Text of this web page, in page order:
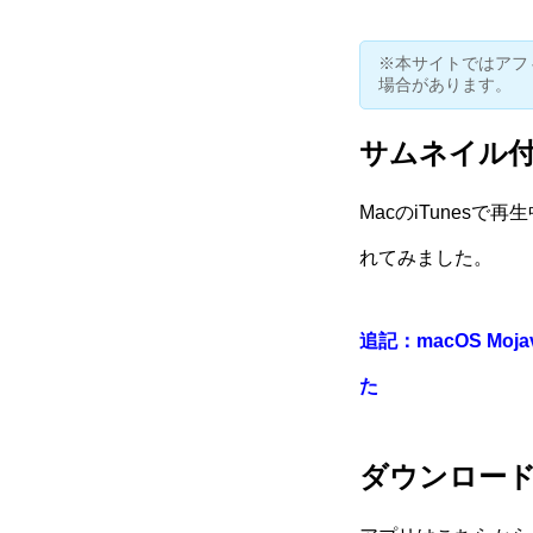
※本サイトではアフ
場合があります。
サムネイル
MacのiTunesで再
れてみました。
追記：macOS
た
ダウンロー